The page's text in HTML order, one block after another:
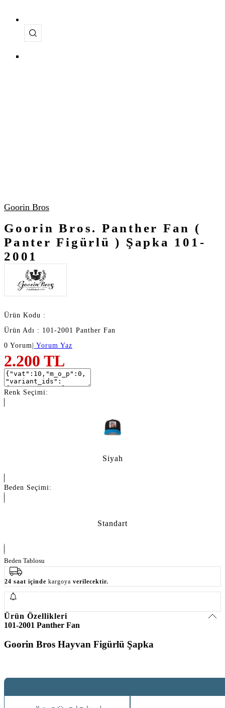
Goorin Bros
Goorin Bros. Panther Fan (
Panter Figürlü ) Şapka 101-
2001
Ürün Kodu :
Ürün Adı : 101-2001 Panther Fan
0 Yorum | Yorum Yaz
2.200 TL
Renk Seçimi:
Siyah
Beden Seçimi:
Standart
Beden Tablosu
24 saat içinde kargoya verilecektir.
Ürün Özellikleri
101-2001 Panther Fan
Goorin Bros Hayvan Figürlü Şapka